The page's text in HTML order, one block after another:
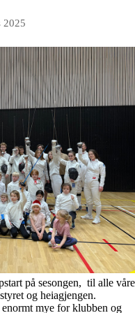
2025
på sesongen, til alle våre
og heiagjengen.
enormt mye for klubben og